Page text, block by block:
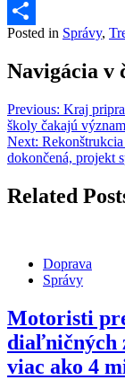
Messenger
Share
Posted in Správy,
Navigácia v
Previous: Kraj
školy čakajú
Next:
dokončená, projekt
Related
Doprava
Správy
Motoristi
diaľničných
viac ako 4